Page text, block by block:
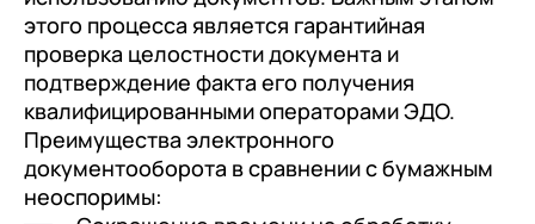
этого процесса является гарантийная
проверка целостности документа и
подтверждение факта его получения
квалифицированными операторами ЭДО.
Преимущества электронного
документооборота в сравнении с бумажным
неоспоримы: